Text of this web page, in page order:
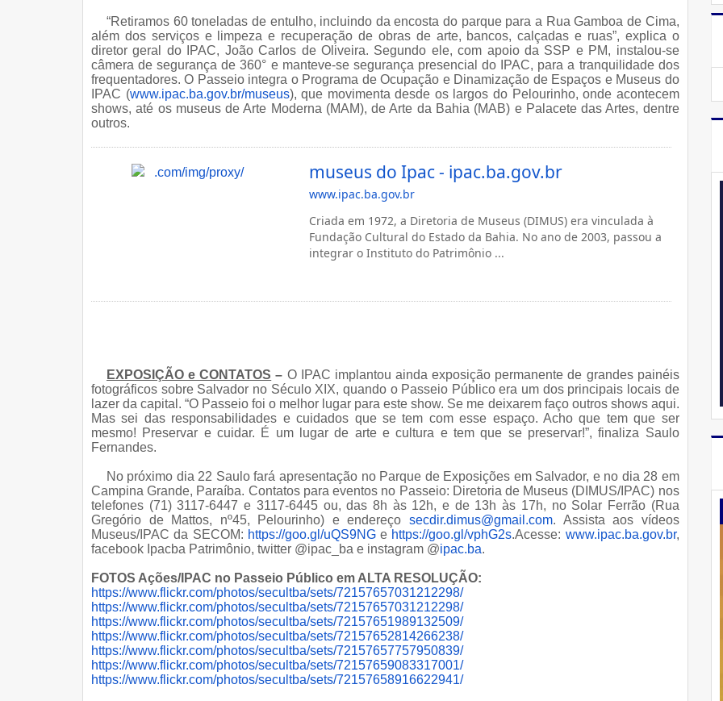
“Retiramos 60 toneladas de entulho, incluindo da encosta do parque para a Rua Gamboa de Cima,
além dos serviços e limpeza e recuperação de obras de arte, bancos, calçadas e ruas”, explica o
diretor geral do IPAC, João Carlos de Oliveira. Segundo ele, com apoio da SSP e PM, instalou-se
câmera de segurança de 360° e manteve-se segurança presencial do IPAC, para a tranquilidade dos
frequentadores. O Passeio integra o Programa de Ocupação e Dinamização de Espaços e Museus do
IPAC (www.ipac.ba.gov.br/museus), que movimenta desde os largos do Pelourinho, onde acontecem
shows, até os museus de Arte Moderna (MAM), de Arte da Bahia (MAB) e Palacete das Artes, dentre
outros.
museus do Ipac - ipac.ba.gov.br
www.ipac.ba.gov.br
Criada em 1972, a Diretoria de Museus (DIMUS) era vinculada à
Fundação Cultural do Estado da Bahia. No ano de 2003, passou a
integrar o Instituto do Patrimônio ...
EXPOSIÇÃO e CONTATOS – O IPAC implantou ainda exposição permanente de grandes painéis
fotográficos sobre Salvador no Século XIX, quando o Passeio Público era um dos principais locais de
lazer da capital. “O Passeio foi o melhor lugar para este show. Se me deixarem faço outros shows aqui.
Mas sei das responsabilidades e cuidados que se tem com esse espaço. Acho que tem que ser
mesmo! Preservar e cuidar. É um lugar de arte e cultura e tem que se preservar!”, finaliza Saulo
Fernandes.
No próximo dia 22 Saulo fará apresentação no Parque de Exposições em Salvador, e no dia 28 em
Campina Grande, Paraíba. Contatos para eventos no Passeio: Diretoria de Museus (DIMUS/IPAC) nos
telefones (71) 3117-6447 e 3117-6445 ou, das 8h às 12h, e de 13h às 17h, no Solar Ferrão (Rua
Gregório de Mattos, nº45, Pelourinho) e endereço secdir.dimus@gmail.com. Assista aos vídeos
Museus/IPAC da SECOM: https://goo.gl/uQS9NGe https://goo.gl/vphG2s.Acesse: www.ipac.ba.gov.br,
facebook Ipacba Patrimônio, twitter @ipac_ba e instagram @ipac.ba.
FOTOS Ações/IPAC no Passeio Público em ALTA RESOLUÇÃO:
https://www.flickr.com/photos/secultba/sets/72157657031212298/
https://www.flickr.com/photos/secultba/sets/72157657031212298/
https://www.flickr.com/photos/secultba/sets/72157651989132509/
https://www.flickr.com/photos/secultba/sets/72157652814266238/
https://www.flickr.com/photos/secultba/sets/72157657757950839/
https://www.flickr.com/photos/secultba/sets/72157659083317001/
https://www.flickr.com/photos/secultba/sets/72157658916622941/